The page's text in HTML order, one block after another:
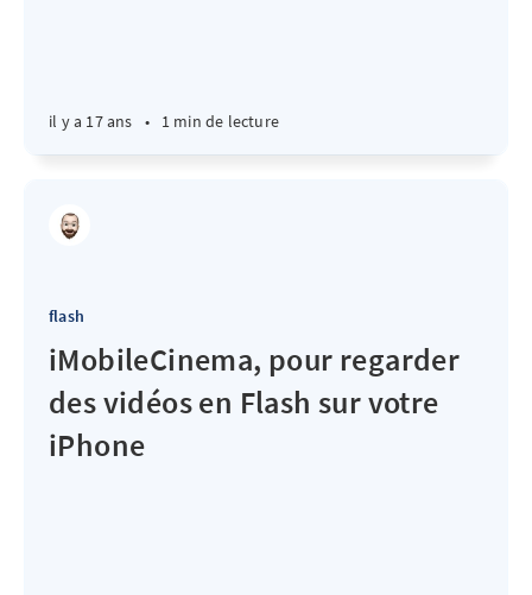
il y a 17 ans • 1 min de lecture
flash
iMobileCinema, pour regarder
des vidéos en Flash sur votre
iPhone